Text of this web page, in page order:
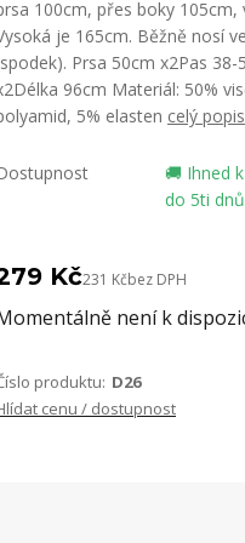
100cm, přes boky 105cm,
je 165cm. Běžně nosí
Prsa 50cm x2Pas
96cm Materiál: 50%
5% elasten celý popis
🚚 Ihned
do 5ti dnů
Kč231 Kčbez DPH
není k
produktu: D26
cenu / dostupnost